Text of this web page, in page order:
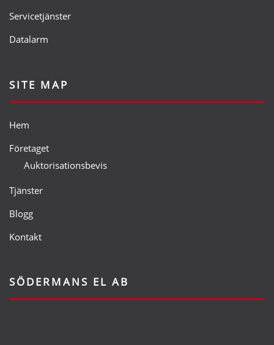
Servicetjänster
Datalarm
SITE MAP
Hem
Företaget
Auktorisationsbevis
Tjänster
Blogg
Kontakt
SÖDERMANS EL AB